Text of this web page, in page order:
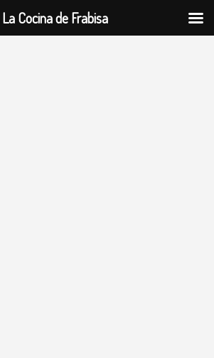
La Cocina de Frabisa